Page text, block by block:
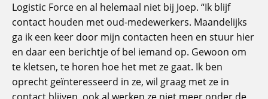
Logistic Force en al helemaal niet bij Joep. “Ik blijf
contact houden met oud-medewerkers. Maandelijks
ga ik een keer door mijn contacten heen en stuur hier
en daar een berichtje of bel iemand op. Gewoon om
te kletsen, te horen hoe het met ze gaat. Ik ben
oprecht geïnteresseerd in ze, wil graag met ze in
contact blijven, ook al werken ze niet meer onder de